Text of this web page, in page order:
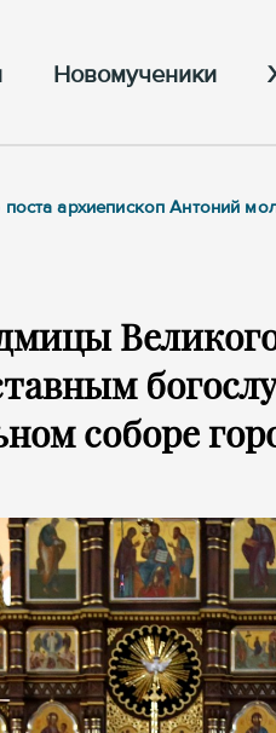
Новомученики
архиепископ Антоний
соборе